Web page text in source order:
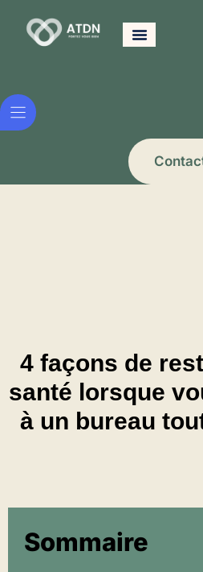
4 façons de
santé lorsque
à un bureau
Sommaire